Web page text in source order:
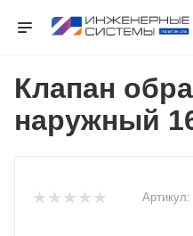
Клапан
наружный
Артикул: